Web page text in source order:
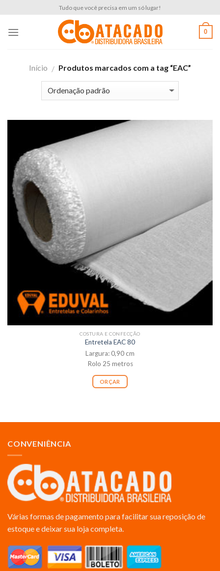
content
Tudo que você precisa em um só lugar!
0
Início / Produtos marcados com a tag “EAC”
COSTURA E CONFECÇÃO
Entretela EAC 80
Largura: 0,90 cm
Rolo 25 metros
ORÇAR
CONVENIÊNCIA
Várias formas de pagamento para facilitar sua reposição de
estoque e deixar sua loja completa.